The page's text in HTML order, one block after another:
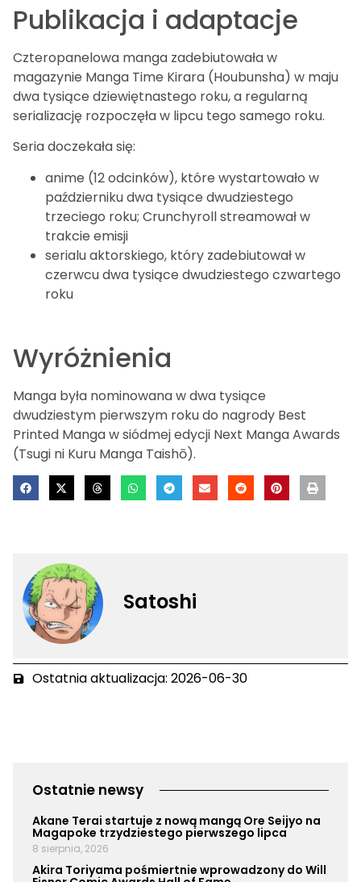
Publikacja i adaptacje
Czteropanelowa manga zadebiutowała w
magazynie Manga Time Kirara (Houbunsha) w maju
dwa tysiące dziewiętnastego roku, a regularną
serializację rozpoczęła w lipcu tego samego roku.
Seria doczekała się:
anime (12 odcinków), które wystartowało w
październiku dwa tysiące dwudziestego
trzeciego roku; Crunchyroll streamował w
trakcie emisji
serialu aktorskiego, który zadebiutował w
czerwcu dwa tysiące dwudziestego czwartego
roku
Wyróżnienia
Manga była nominowana w dwa tysiące
dwudziestym pierwszym roku do nagrody Best
Printed Manga w siódmej edycji Next Manga Awards
(Tsugi ni Kuru Manga Taishō).
Satoshi
Ostatnia aktualizacja: 2026-06-30
Ostatnie newsy
Akane Terai startuje z nową mangą Ore Seijyo na
Magapoke trzydziestego pierwszego lipca
8 sierpnia, 2026
Akira Toriyama pośmiertnie wprowadzony do Will